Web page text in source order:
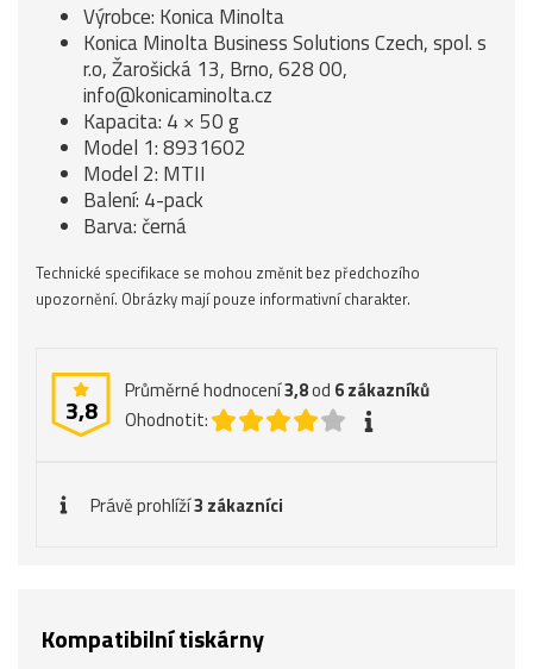
Výrobce: Konica Minolta
Konica Minolta Business Solutions Czech, spol. s
r.o, Žarošická 13, Brno, 628 00,
info@konicaminolta.cz
Kapacita: 4 × 50 g
Model 1: 8931602
Model 2: MTII
Balení: 4-pack
Barva: černá
Technické specifikace se mohou změnit bez předchozího
upozornění. Obrázky mají pouze informativní charakter.
3,8
Průměrné hodnocení3,8od 6zákazníků
Ohodnotit:
Právě prohlíží3 zákazníci
Kompatibilní tiskárny